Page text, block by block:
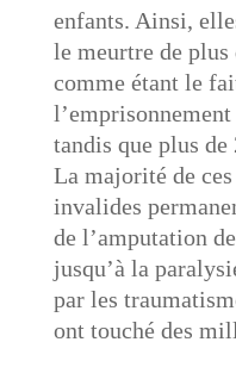
enfants. Ainsi,
le meurtre de plus
comme étant le
tandis que plus de
La majorité de
invalides
de l’amputation
jusqu’à la
par les
ont touché des